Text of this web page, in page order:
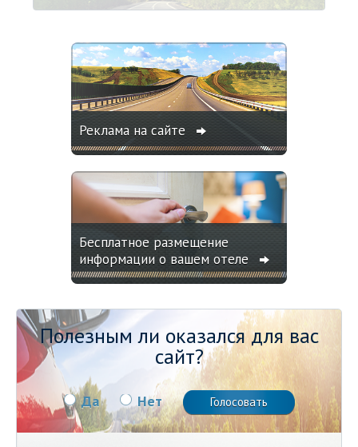
Реклама на сайте
Бесплатное размещение
информации о вашем отеле
Полезным ли оказался для вас
сайт?
Да Нет